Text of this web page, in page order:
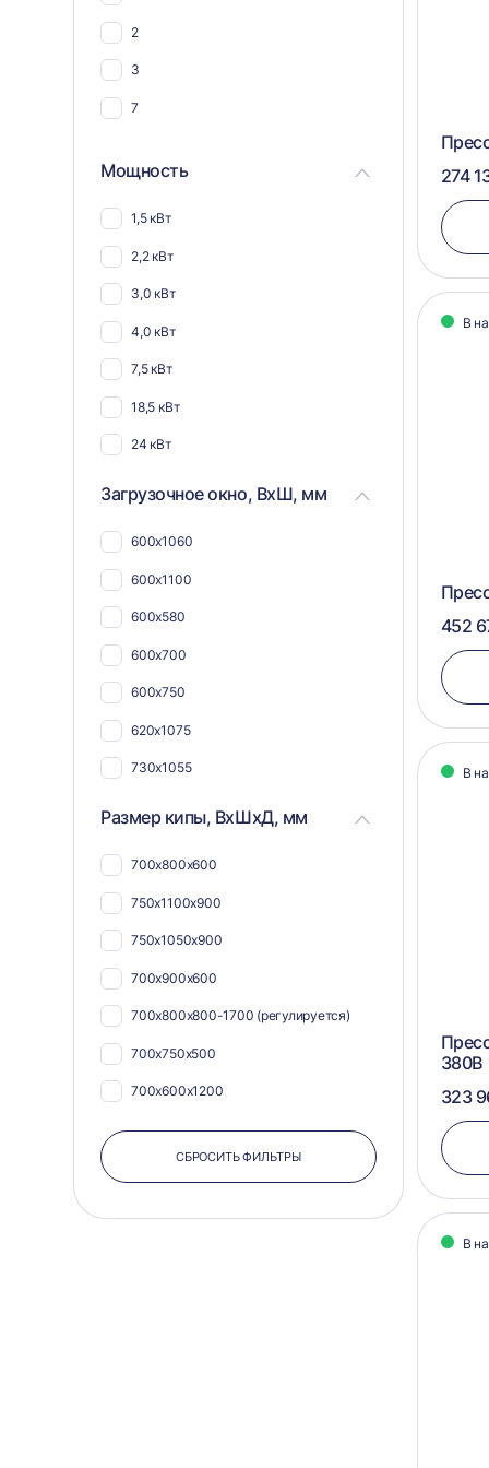
2
3
7
Мощность
1,5 кВт
2,2 кВт
3,0 кВт
4,0 кВт
7,5 кВт
18,5 кВт
24 кВт
Загрузочное окно, ВхШ, мм
600х1060
600х1100
600х580
600х700
600х750
620х1075
730х1055
550х1040
550х1080
Размер кипы, ВхШхД, мм
700х800х600
750х1100х900
750х1050х900
700х900х600
700х800х800-1700 (регулируется)
700х750х500
700х600х1200
700х1100х900
700х1050х800
СБРОСИТЬ ФИЛЬТРЫ
274
В
452
В
380В
323
В